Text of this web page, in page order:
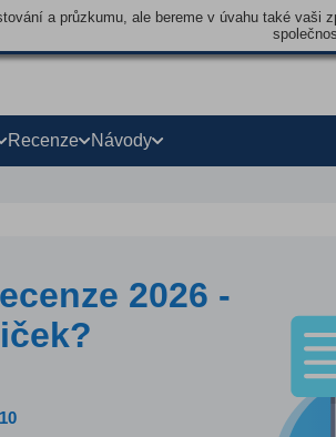
a průzkumu, ale bereme v úvahu také
Recenze Návody
2026 -